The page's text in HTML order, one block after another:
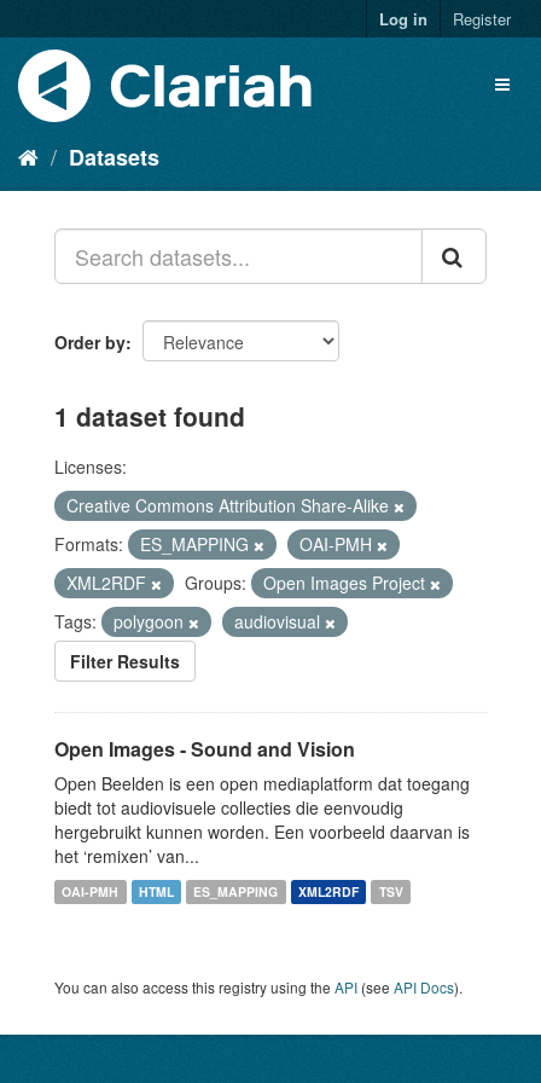
Log in Register
Datasets
Order by
1 dataset found
Licenses:
Creative Commons Attribution Share-Alike
Formats:
ES_MAPPING
OAI-PMH
XML2RDF
Groups:
Open Images Project
Tags:
polygoon
audiovisual
Filter Results
Open Images - Sound and Vision
Open Beelden is een open mediaplatform dat toegang
biedt tot audiovisuele collecties die eenvoudig
hergebruikt kunnen worden. Een voorbeeld daarvan is
het ‘remixen’ van...
OAI-PMH HTML ES_MAPPING XML2RDF TSV
You can also access this registry using the API (see API Docs).